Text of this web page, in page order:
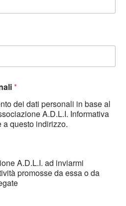
*
dei dati personali in base al
A.D.L.I. Informativa
questo indirizzo.
A.D.L.I. ad inviarmi
promosse da essa o da